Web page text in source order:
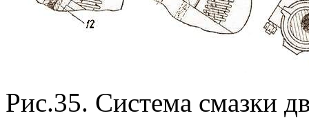
Рис.35. Система смазки